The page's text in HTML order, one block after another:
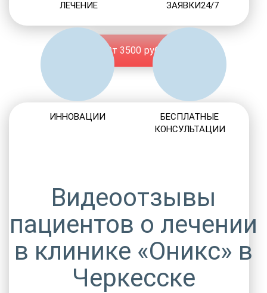
От 3500 руб.
ЛЕЧЕНИЕ
ЗАЯВКИ24/7
ИННОВАЦИИ
БЕСПЛАТНЫЕ
КОНСУЛЬТАЦИИ
Видеоотзывы
пациентов о лечении
в клинике «Оникс» в
Черкесске